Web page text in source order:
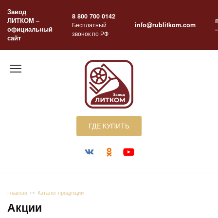
содержанию
Завод
ЛИТКОМ –
официальный
сайт
8 800 700 0142
Бесплатный
звонок по РФ
info@rublitkom.com
ГДЕ КУПИТЬ
Главная Каталог продукции
Акции